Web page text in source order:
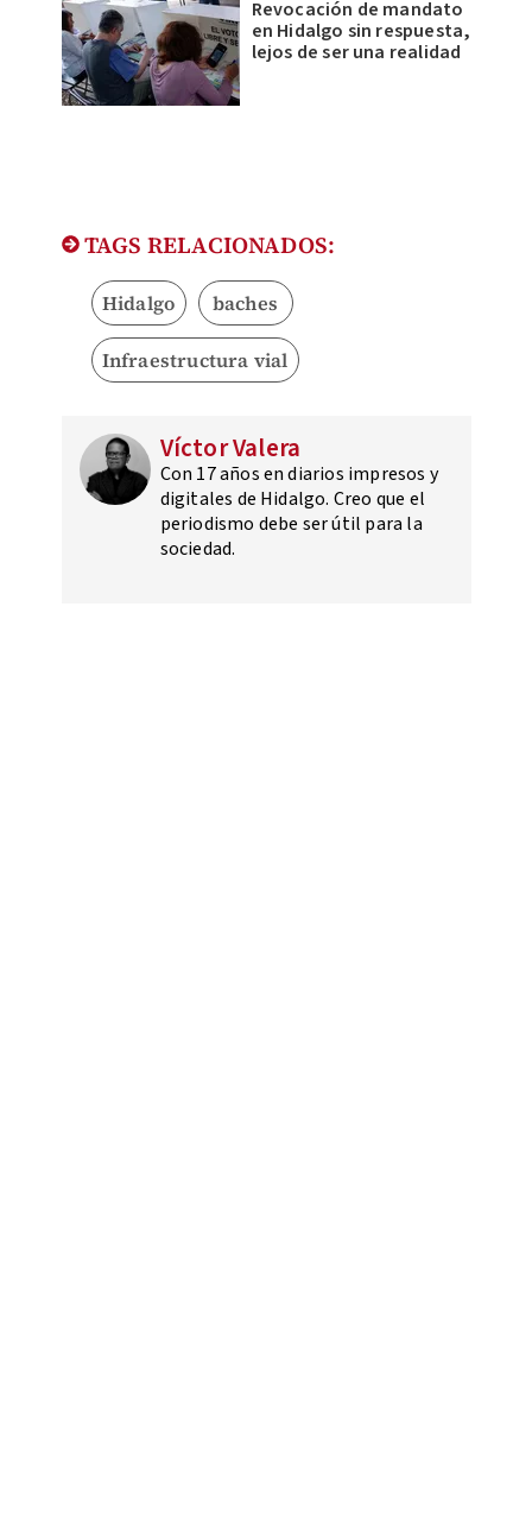
Revocación de mandato
en Hidalgo sin respuesta,
lejos de ser una realidad
TAGS RELACIONADOS:
Hidalgo baches
Infraestructura vial
Víctor Valera
Con 17 años en diarios impresos y
digitales de Hidalgo. Creo que el
periodismo debe ser útil para la
sociedad.